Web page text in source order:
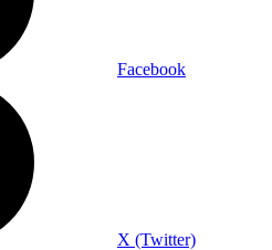
Facebook
X (Twitter)